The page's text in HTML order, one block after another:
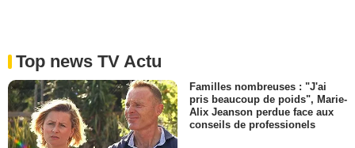
Top news TV Actu
Familles nombreuses : "J'ai
pris beaucoup de poids", Marie-
Alix Jeanson perdue face aux
conseils de professionels